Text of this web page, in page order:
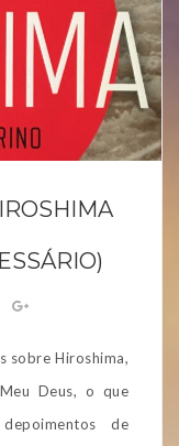
sobre Hiroshima,
Deus, o que
de